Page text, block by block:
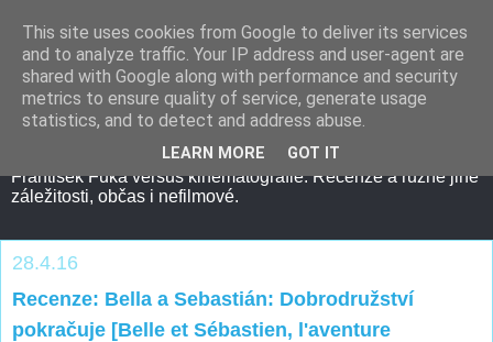
František Fuka versus kinematografie. Recenze a různé jiné
záležitosti, občas i nefilmové.
28.4.16
Recenze: Bella a Sebastián: Dobrodružství
pokračuje [Belle et Sébastien, l'aventure
This site uses cookies from Google to deliver its services
and to analyze traffic. Your IP address and user-agent are
shared with Google along with performance and security
metrics to ensure quality of service, generate usage
statistics, and to detect and address abuse.
LEARN MORE GOT IT